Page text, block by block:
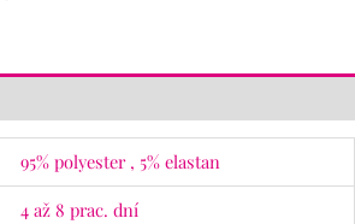
95% polyester , 5% elastan
4 až 8 prac. dní